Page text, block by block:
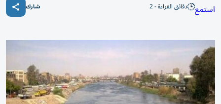
استمع دقائق القراءة - 2 شارك